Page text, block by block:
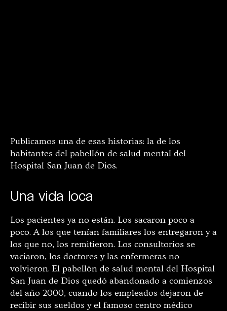
Publicamos una de esas historias: la de los
habitantes del pabellón de salud mental del
Hospital San Juan de Dios.
Una vida loca
Los pacientes ya no están. Los sacaron poco a
poco. A los que tenían familiares los entregaron y a
los que no, los remitieron. Los consultorios se
vaciaron, los doctores y las enfermeras no
volvieron. El pabellón de salud mental del Hospital
San Juan de Dios quedó abandonado a comienzos
del año 2000, cuando los empleados dejaron de
recibir sus sueldos y el famoso centro médico